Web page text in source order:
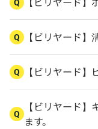
Q
Q 【ビリヤード】
Q 【ビリヤード】
Q
【ビリヤード
ます。